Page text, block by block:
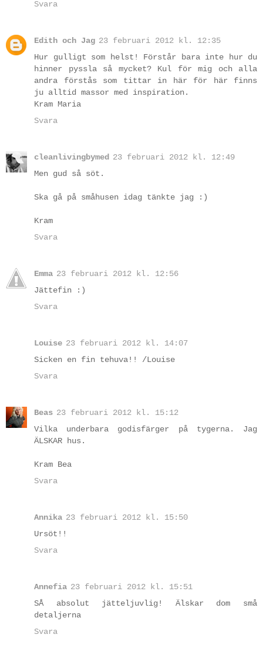
Svara
Edith och Jag 23 februari 2012 kl. 12:35
Hur gulligt som helst! Förstår bara inte hur du
hinner pyssla så mycket? Kul för mig och alla
andra förstås som tittar in här för här finns
ju alltid massor med inspiration.
Kram Maria
Svara
cleanlivingbymed 23 februari 2012 kl. 12:49
Men gud så söt.
Ska gå på småhusen idag tänkte jag :)
Kram
Svara
Emma 23 februari 2012 kl. 12:56
Jättefin :)
Svara
Louise 23 februari 2012 kl. 14:07
Sicken en fin tehuva!! /Louise
Svara
Beas 23 februari 2012 kl. 15:12
Vilka underbara godisfärger på tygerna. Jag
ÄLSKAR hus.
Kram Bea
Svara
Annika 23 februari 2012 kl. 15:50
Ursöt!!
Svara
Annefia 23 februari 2012 kl. 15:51
SÅ absolut jätteljuvlig! Älskar dom små
detaljerna
Svara